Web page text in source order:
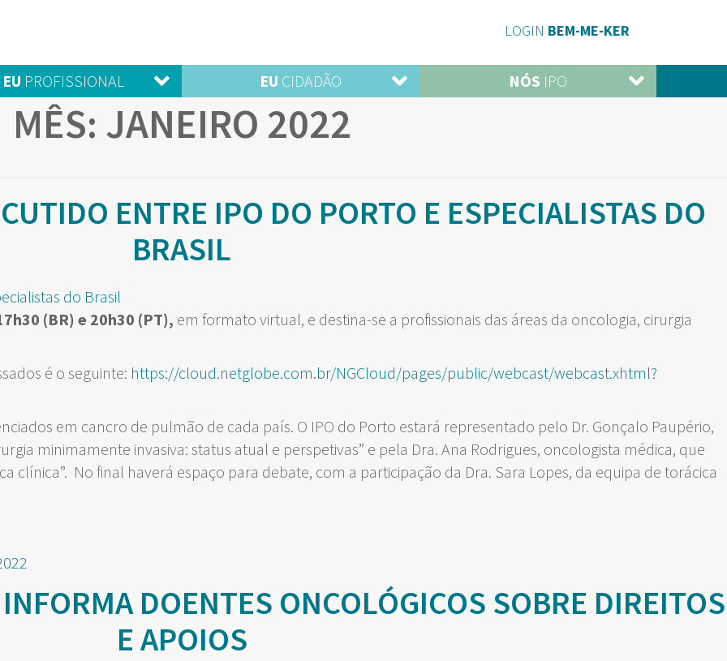
LOGIN BEM-ME-KER
EU PROFISSIONAL EU CIDADÃO NÓS IPO
MÊS: JANEIRO 2022
ENTRE IPO DO PORTO E ESPECIALISTAS DO
BRASIL
(BR) e 20h30 (PT), em formato virtual, e destina-se a profissionais das áreas da oncologia, cirurgia
é o seguinte: https://cloud.netglobe.com.br/NGCloud/pages/public/webcast/webcast.xhtml?
em cancro de pulmão de cada país. O IPO do Porto estará representado pelo Dr. Gonçalo Paupério,
minimamente invasiva: status atual e perspetivas” e pela Dra. Ana Rodrigues, oncologista médica, que
clínica”. No final haverá espaço para debate, com a participação da Dra. Sara Lopes, da equipa de torácica
DOENTES ONCOLÓGICOS SOBRE DIREITOS
E APOIOS